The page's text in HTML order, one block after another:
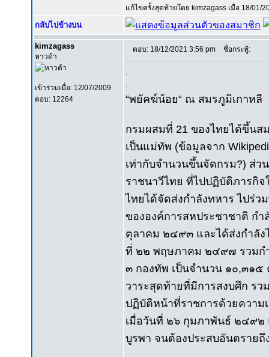
แก้ไขครั้งสุดท้ายโดย kimzagass เมื่อ 18/01/
กลับไปข้างบน
kimzagass
หาวด้า
เข้าร่วมเมื่อ: 12/07/2009
ตอบ: 12264
ตอบ: 18/12/2021 3:56 pm ชื่อกระทู้:
“พยัคฆ์น้อย“ ณ สมรภูมิเกาหลี
กรมผสมที่ 21 ของไทยได้ขึ้นส
เป็นแม่ทัพ (ข้อมูลจาก
เท่ากับจำนวนขึ้นจัดกรม?) ส่ว
ราชนาวีไทย ที่ไปปฏิบัติภารกิ
ไทยได้จัดส่งกำลังทหาร ไปร่ว
ขององค์การสหประชาชาติ กำ
ตุลาคม ๒๔๙๓ และได้ส่งกำลัง
ที่ ๒๒ พฤษภาคม ๒๔๙๗ รวมก
๓ กองทัพ เป็นจำนวน ๑๐,๓๑๕
วาระสุดท้ายที่มีการสงบศึก ร
ปฏิบัติหน้าที่ราชการด้วยความ
เมื่อวันที่ ๒๖ กุมภาพันธ์ ๒๔๙๒
บูรพา จนต้องประสบอันตราย